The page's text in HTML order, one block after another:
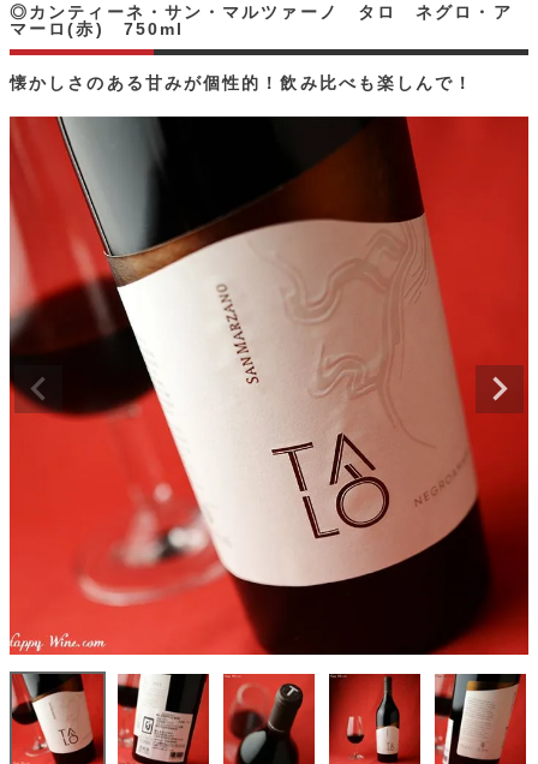
懐かしさのある甘みが個性的！飲み比べも楽しんで！
◎カンティーネ・サン・マルツァーノ タロ ネグロ・ア
マーロ(赤) 750ml